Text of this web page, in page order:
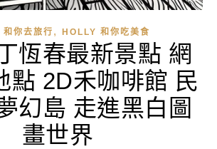
你去旅行 , HOLLY 和你吃美食
恆春最新景點 網
點 2D禾咖啡館 民
幻島 走進黑白圖
畫世界